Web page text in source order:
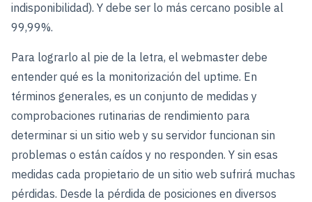
indisponibilidad). Y debe ser lo más cercano posible al
99,99%.
Para lograrlo al pie de la letra, el webmaster debe
entender qué es la monitorización del uptime. En
términos generales, es un conjunto de medidas y
comprobaciones rutinarias de rendimiento para
determinar si un sitio web y su servidor funcionan sin
problemas o están caídos y no responden. Y sin esas
medidas cada propietario de un sitio web sufrirá muchas
pérdidas. Desde la pérdida de posiciones en diversos